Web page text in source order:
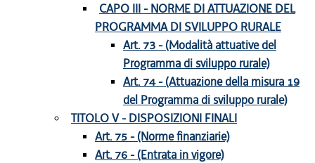
CAPO III - NORME DI ATTUAZIONE DEL
PROGRAMMA DI SVILUPPO RURALE
Art. 73 - (Modalità attuative del
Programma di sviluppo rurale)
Art. 74 - (Attuazione della misura 19
del Programma di sviluppo rurale)
TITOLO V - DISPOSIZIONI FINALI
Art. 75 - (Norme finanziarie)
Art. 76 - (Entrata in vigore)